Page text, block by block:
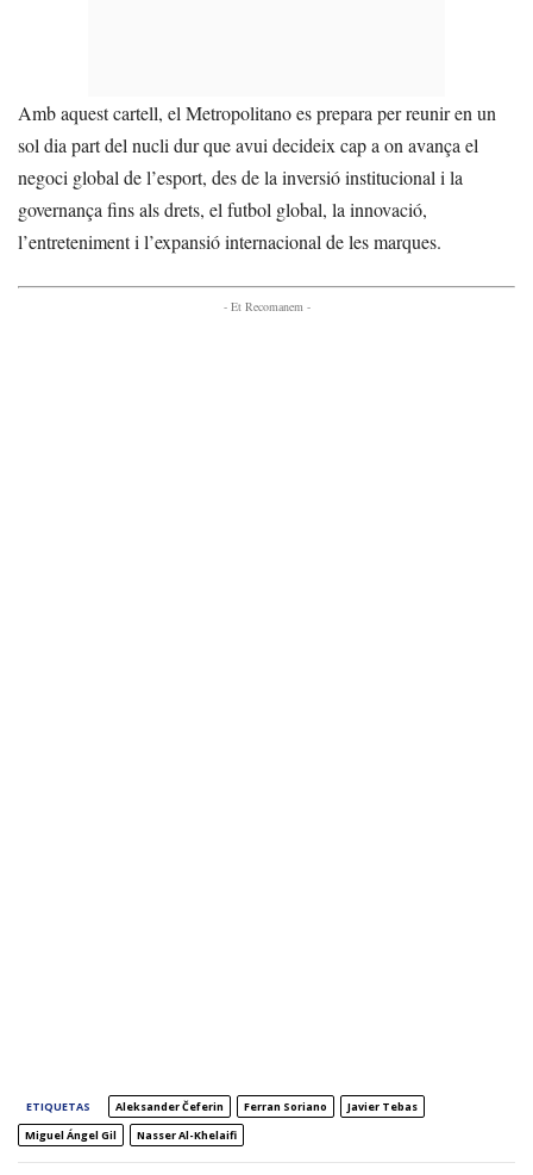
Amb aquest cartell, el Metropolitano es prepara per reunir en un
sol dia part del nucli dur que avui decideix cap a on avança el
negoci global de l’esport, des de la inversió institucional i la
governança fins als drets, el futbol global, la innovació,
l’entreteniment i l’expansió internacional de les marques.
- Et Recomanem -
ETIQUETAS Aleksander Čeferin Ferran Soriano
Javier Tebas
Miguel Ángel Gil
Nasser Al-Khelaifi